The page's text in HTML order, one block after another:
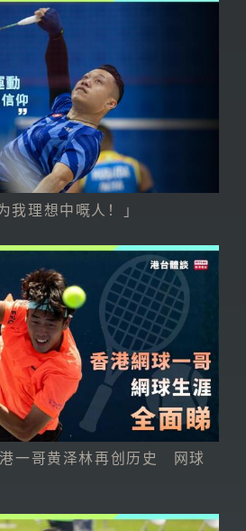
我理想中嘅人！」
一哥黄泽林再创历史 网球